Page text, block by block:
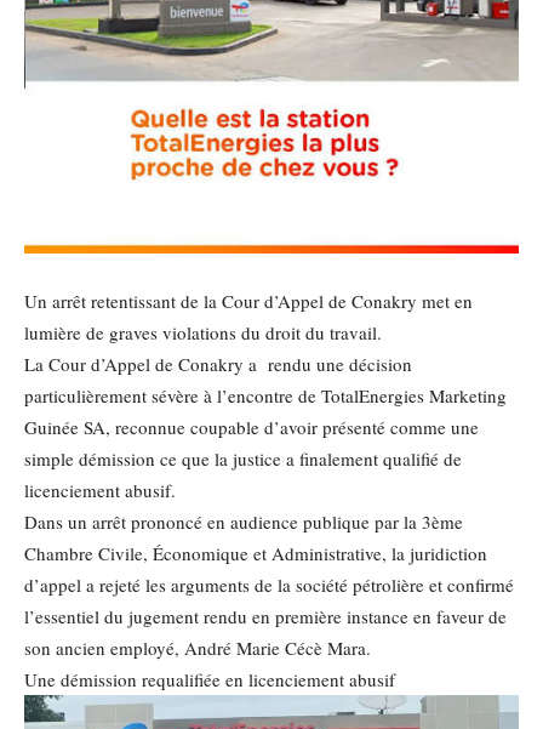
Un arrêt retentissant de la Cour d’Appel de Conakry met en
lumière de graves violations du droit du travail.
La Cour d’Appel de Conakry a rendu une décision
particulièrement sévère à l’encontre de TotalEnergies Marketing
Guinée SA, reconnue coupable d’avoir présenté comme une
simple démission ce que la justice a finalement qualifié de
licenciement abusif.
Dans un arrêt prononcé en audience publique par la 3ème
Chambre Civile, Économique et Administrative, la juridiction
d’appel a rejeté les arguments de la société pétrolière et confirmé
l’essentiel du jugement rendu en première instance en faveur de
son ancien employé, André Marie Cécè Mara.
Une démission requalifiée en licenciement abusif